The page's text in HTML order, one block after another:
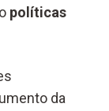
políticas
da